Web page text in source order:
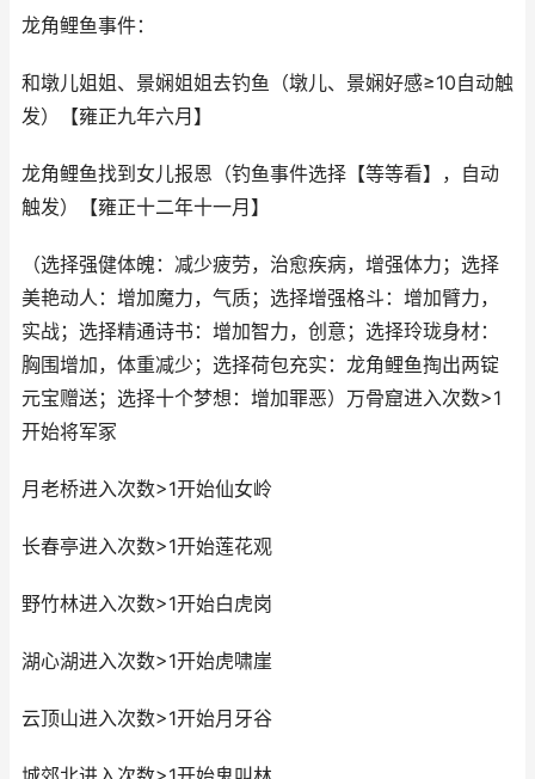
龙角鲤鱼事件：
和墩儿姐姐、景娴姐姐去钓鱼（墩儿、景娴好感≥10自动触
发）【雍正九年六月】
龙角鲤鱼找到女儿报恩（钓鱼事件选择【等等看】，自动
触发）【雍正十二年十一月】
（选择强健体魄：减少疲劳，治愈疾病，增强体力；选择
美艳动人：增加魔力，气质；选择增强格斗：增加臂力，
实战；选择精通诗书：增加智力，创意；选择玲珑身材：
胸围增加，体重减少；选择荷包充实：龙角鲤鱼掏出两锭
元宝赠送；选择十个梦想：增加罪恶）万骨窟进入次数>1
开始将军冢
月老桥进入次数>1开始仙女岭
长春亭进入次数>1开始莲花观
野竹林进入次数>1开始白虎岗
湖心湖进入次数>1开始虎啸崖
云顶山进入次数>1开始月牙谷